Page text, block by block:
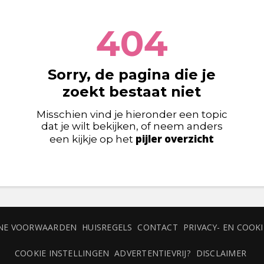
404
Sorry, de pagina die je
zoekt bestaat niet
Misschien vind je hieronder een topic
dat je wilt bekijken, of neem anders
een kijkje op het pijler overzicht
VOORWAARDEN HUISREGELS CONTACT PRIVACY- EN
COOKIE INSTELLINGEN ADVERTENTIEVRIJ? DISCLAIMER